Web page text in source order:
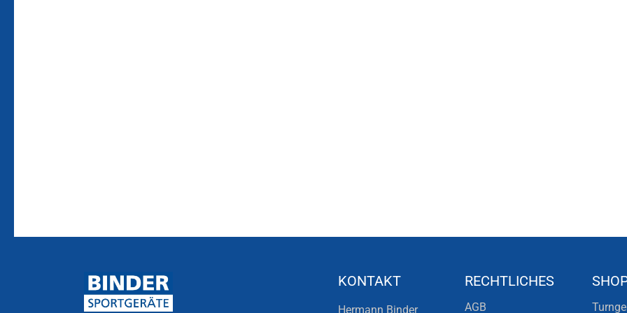
KONTAKT
Hermann Binder
RECHTLICHES
AGB